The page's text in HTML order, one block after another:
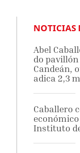
NOTICIAS
Abel
do
Candeán,
adica 2,3
Caballero
Instituto